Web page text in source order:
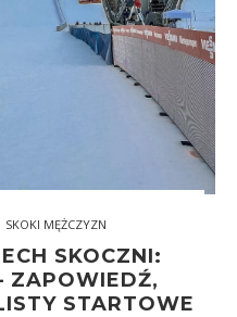
SKOKI MĘŻCZYZN
SKOCZNI:
ZAPOWIEDŹ,
STARTOWE